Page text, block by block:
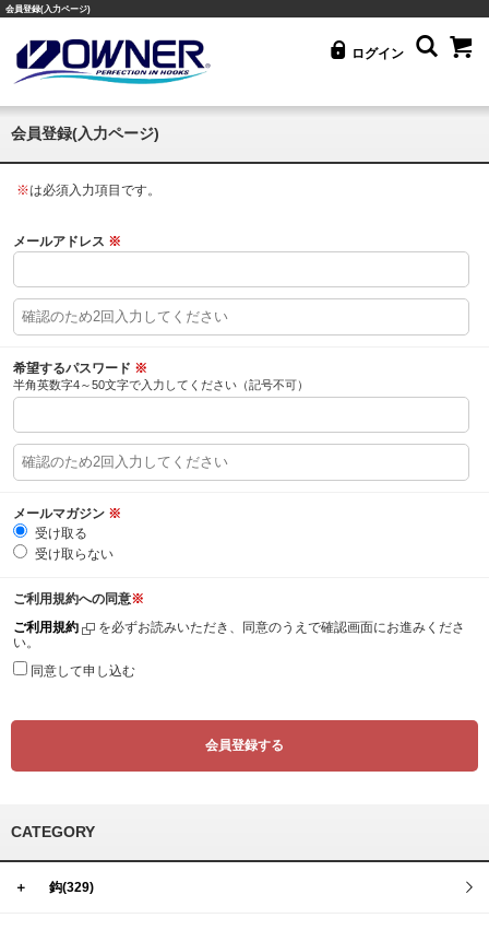
会員登録(入力ページ)
ログイン
会員登録(入力ページ)
※は必須入力項目です。
メールアドレス ※
希望するパスワード ※
半角英数字4～50文字で入力してください（記号不可）
メールマガジン ※
受け取る
受け取らない
ご利用規約への同意※
ご利用規約
を必ずお読みいただき、同意のうえで確認画面にお進みくださ
い。
同意して申し込む
CATEGORY
＋ 鈎(329)